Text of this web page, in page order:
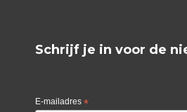
Schrijf je in voor de
E-mailadres *